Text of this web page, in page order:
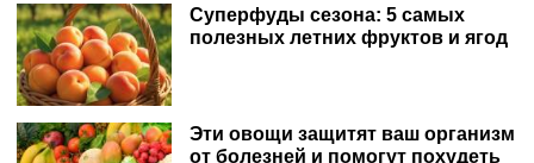
Суперфуды сезона: 5 самых
полезных летних фруктов и ягод
Эти овощи защитят ваш организм
от болезней и помогут похудеть